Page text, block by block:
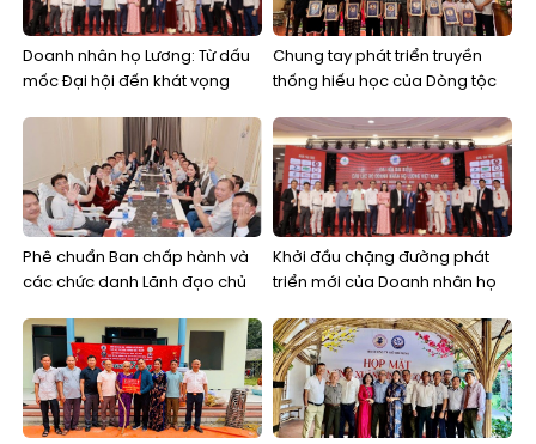
Doanh nhân họ Lương: Từ dấu
mốc Đại hội đến khát vọng
doanh bền vững
Chung tay phát triển truyền
thống hiếu học của Dòng tộc
đổi bằng tri thức, học vấn
Phê chuẩn Ban chấp hành và
các chức danh Lãnh đạo chủ
họ Lương Việt Nam
Khởi đầu chặng đường phát
triển mới của Doanh nhân họ